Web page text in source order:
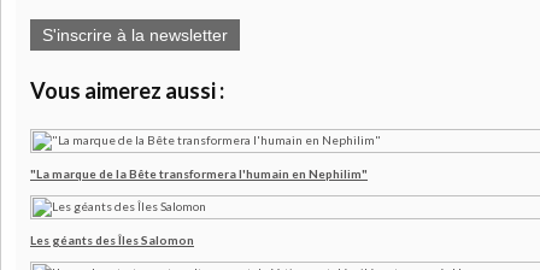
S'inscrire à la newsletter
Vous aimerez aussi :
"La marque de la Bête transformera l'humain en Nephilim"
Les géants des Îles Salomon